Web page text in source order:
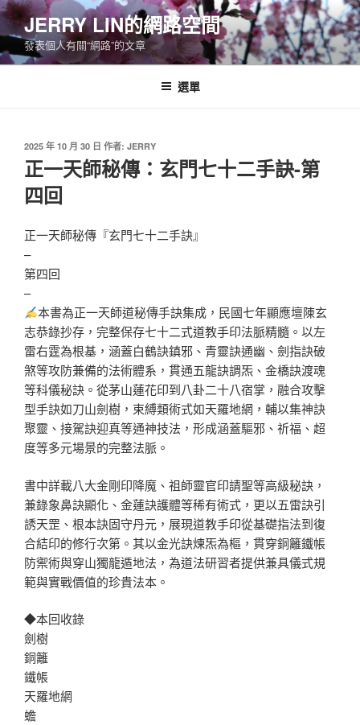
跳
至
主
要
JERRY LIN的網路空間
發表個人有關“網路”的文章
選單
發
佈
於
2025 年 10 月 30 日 作者: JERRY
正一天師秘傳：玄門七十二手訣-第
四回
正一天師秘傳『玄門七十二手訣』
–
第四回
–
本書為正一天師道秘傳手訣集成，民國七年顯應壇陳玄
志恭錄抄存，完整保存七十二式道教手印法脈精髓。以左
雷右霆為根基，涵蓋白鶴訣鎮邪、青靈訣通幽、劍指訣破
煞等攻防兼備的法術體系，貫通五龍訣調炁、金橋訣渡魂
等科儀秘訣。從茅山蓮花印到八卦二十八宿掌，融合攻擊
型手訣如刀山劍樹，束縛類術式如天羅地網，輔以集神訣
聚靈、接駕訣迎真等通神技法，形成涵蓋驅邪、祈福、超
度等多元場景的完整法脈。
書中詳載八大金剛印降魔、祖師靈官印請聖等高級秘訣，
兼錄象鼻訣顯化、金蓮訣護體等稀有術式，更以五雷訣引
誘天罡、根本訣固守丹元，展現道教手印從基礎指法到復
合結印的修行次第。其以金光訣煉炁為樞，貫穿銅籬鐵帳
防禦術與穿山獨龍遁地法，為道法研習者提供兼具儀式規
範與實戰價值的珍貴法本。
◆本回收錄
劍樹
銅籬
鐵帳
天羅地網
蟾